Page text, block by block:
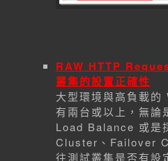
RAW HTTP
叢集的設置正確性
大型環境與高負載
有兩台或以上，無
Load Balance 或是
Cluster、Failover
往測試叢集是否有設